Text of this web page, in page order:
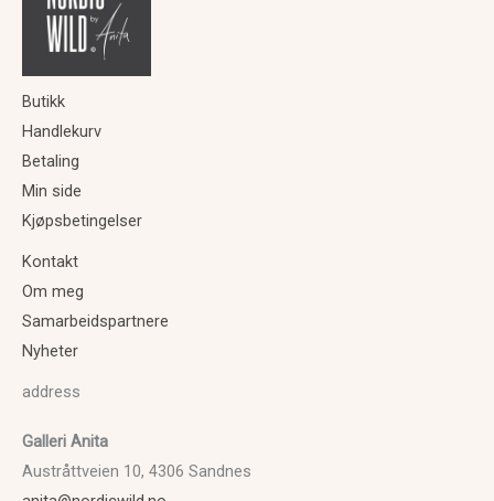
Butikk
Handlekurv
Betaling
Min side
Kjøpsbetingelser
Kontakt
Om meg
Samarbeidspartnere
Nyheter
address
Galleri Anita
Austråttveien 10, 4306 Sandnes